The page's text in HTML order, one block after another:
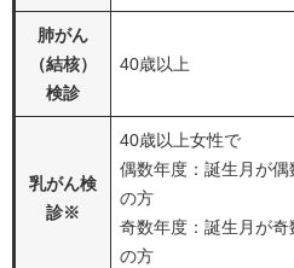
肺がん
（結核）
検診
40歳以上
乳がん検
診※
40歳以上女性で
偶数年度：誕生月が偶
の方
奇数年度：誕生月が奇
の方